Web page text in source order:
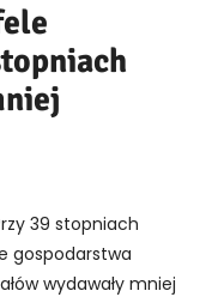
39 stopniach
gospodarstwa
wydawały mniej